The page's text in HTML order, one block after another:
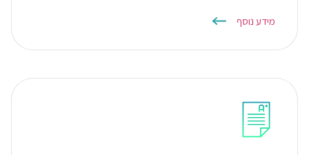
מידע נוסף